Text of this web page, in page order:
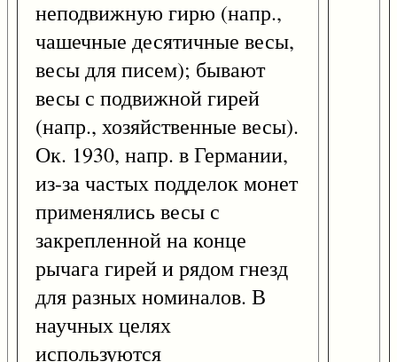
неподвижную гирю (напр.,
чашечные десятичные весы,
весы для писем); бывают
весы с подвижной гирей
(напр., хозяйственные весы).
Ок. 1930, напр. в Германии,
из-за частых подделок монет
применялись весы с
закрепленной на конце
рычага гирей и рядом гнезд
для разных номиналов. В
научных целях
используются